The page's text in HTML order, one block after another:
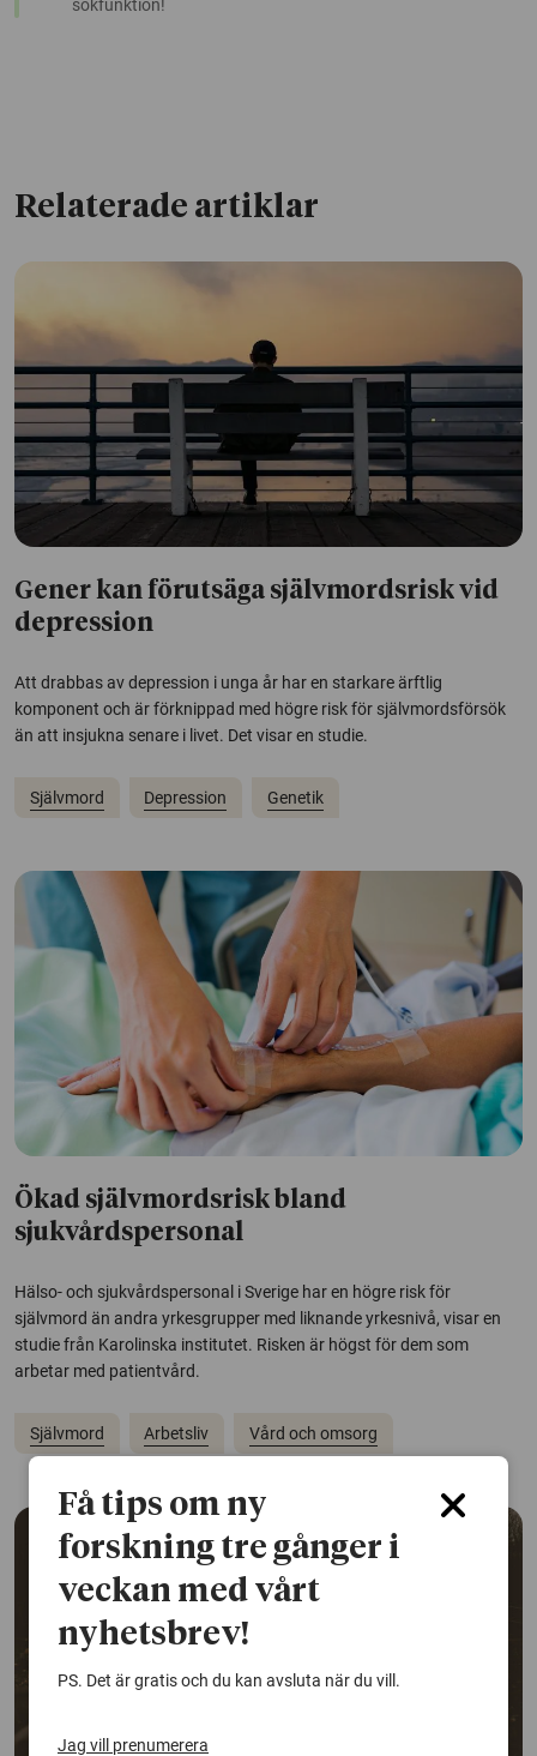
sökfunktion!
Relaterade artiklar
Gener kan förutsäga självmordsrisk vid
depression
Att drabbas av depression i unga år har en starkare ärftlig
komponent och är förknippad med högre risk för självmordsförsök
än att insjukna senare i livet. Det visar en studie.
Självmord Depression Genetik
Ökad självmordsrisk bland
sjukvårdspersonal
Hälso- och sjukvårdspersonal i Sverige har en högre risk för
självmord än andra yrkesgrupper med liknande yrkesnivå, visar en
studie från Karolinska institutet. Risken är högst för dem som
arbetar med patientvård.
Självmord Arbetsliv Vård och omsorg
Få tips om ny
forskning tre gånger i
veckan med vårt
nyhetsbrev!
PS. Det är gratis och du kan avsluta när du vill.
Jag vill prenumerera